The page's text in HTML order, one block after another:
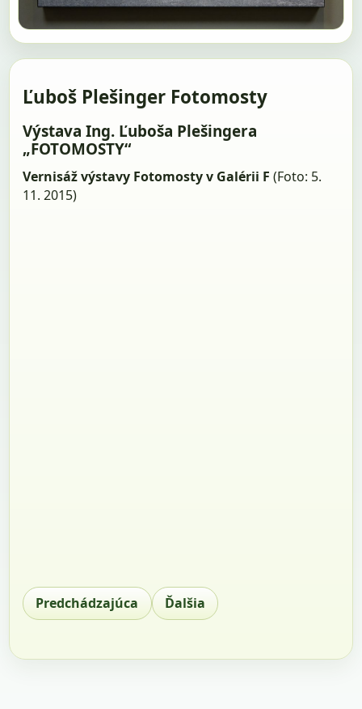
Ľuboš Plešinger Fotomosty
Výstava Ing. Ľuboša Plešingera
„FOTOMOSTY“
Vernisáž výstavy Fotomosty v Galérii F (Foto: 5.
11. 2015)
Predchádzajúca Ďalšia